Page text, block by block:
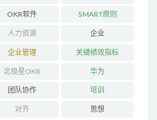
OKR软件 SMART原则
人力资源 企业
企业管理 关键绩效指标
北极星OKR 华为
团队协作 培训
对齐 思想